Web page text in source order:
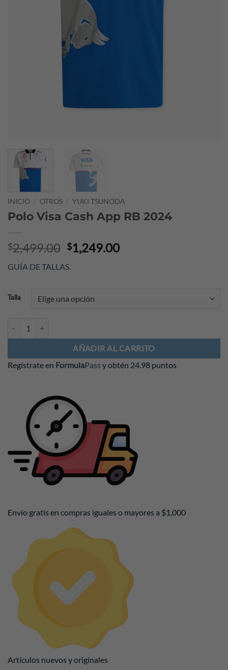
INICIO / OTROS / YUKI TSUNODA
Polo Visa Cash App RB 2024
$2,499.00 Original
was:
$1,249.00Current
GUÍA DE TALLAS.
Talla
AÑADIR AL CARRITO
Regístrate en FormulaPass y obtén 24.98 puntos
Envío gratis en compras iguales o mayores a $1,000
Artículos nuevos y originales